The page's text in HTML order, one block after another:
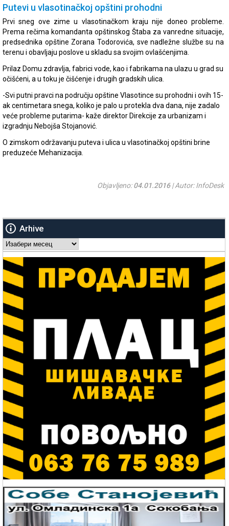
Putevi u vlasotinačkoj opštini prohodni
Prvi sneg ove zime u vlasotinačkom kraju nije doneo probleme.
Prema rečima komandanta opštinskog Štaba za vanredne situacije,
predsednika opštine Zorana Todorovića, sve nadležne službe su na
terenu i obavljaju poslove u skladu sa svojim ovlašćenjima.
Prilaz Domu zdravlja, fabrici vode, kao i fabrikama na ulazu u grad su
očišćeni, a u toku je čišćenje i drugih gradskih ulica.
-Svi putni pravci na području opštine Vlasotince su prohodni i ovih 15-
ak centimetara snega, koliko je palo u protekla dva dana, nije zadalo
veće probleme putarima- kaže direktor Direkcije za urbanizam i
izgradnju Nebojša Stojanović.
O zimskom održavanju puteva i ulica u vlasotinačkoj opštini brine
preduzeće Mehanizacija.
Objavljeno:04.01.2016| Autor: InfoDesk
Arhive
Arhive